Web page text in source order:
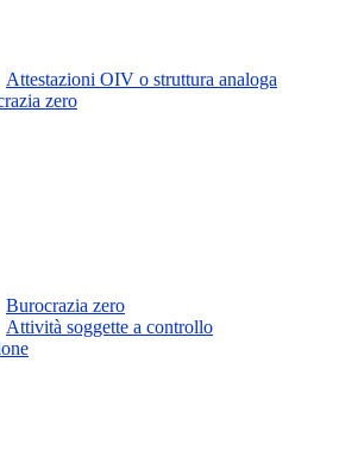
Attestazioni OIV o struttura analoga
zero
Burocrazia zero
Attività soggette a controllo